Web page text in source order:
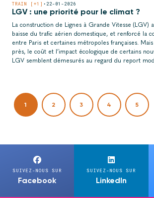
TRAIN [+1] • 22-01-2026
LGV : une priorité pour le climat ?
La construction de Lignes à Grande Vitesse (LGV)
baisse du trafic aérien domestique, et renforcé la
entre Paris et certaines métropoles françaises.
près, le coût et l’impact écologique de certains
LGV semblent démesurés au regard du report
1 2 3 4 5
SUIVEZ-NOUS SUR
Facebook
SUIVEZ-NOUS SUR
LinkedIn